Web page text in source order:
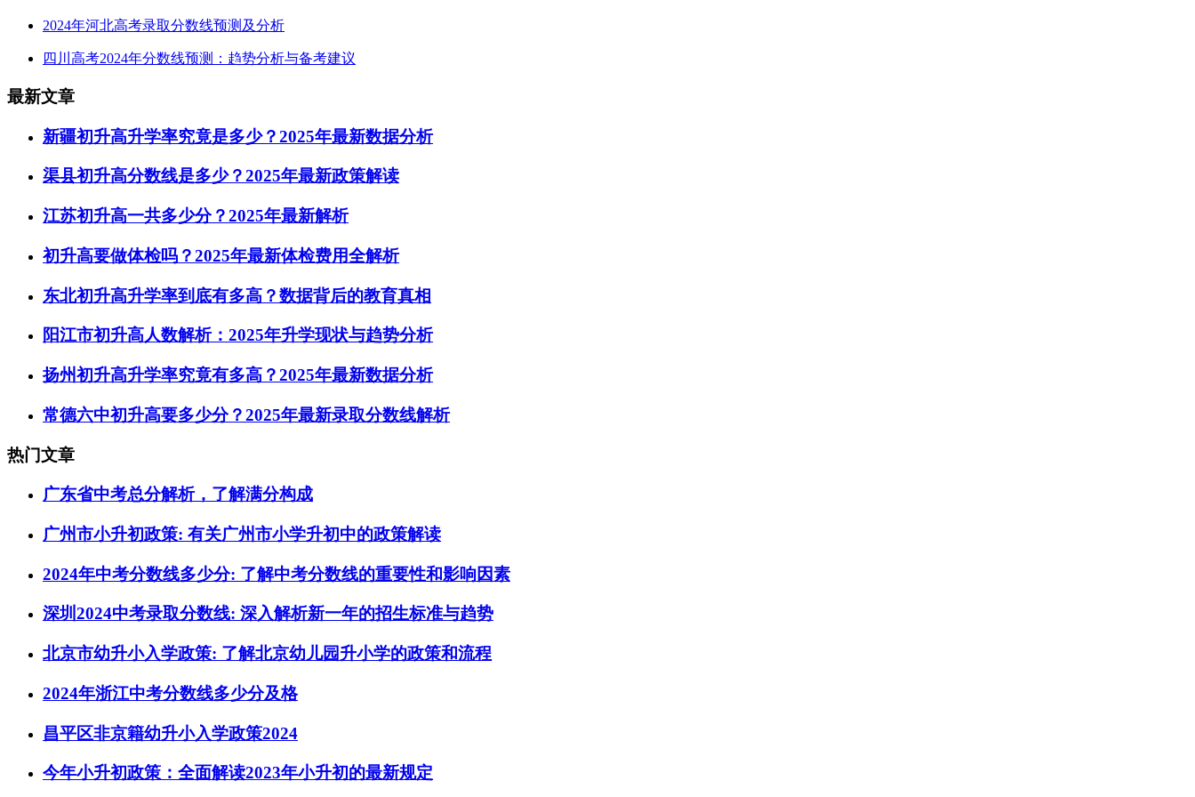
2024年河北高考录取分数线预测及分析
四川高考2024年分数线预测：趋势分析与备考建议
最新文章
新疆初升高升学率究竟是多少？2025年最新数据分析
渠县初升高分数线是多少？2025年最新政策解读
江苏初升高一共多少分？2025年最新解析
初升高要做体检吗？2025年最新体检费用全解析
东北初升高升学率到底有多高？数据背后的教育真相
阳江市初升高人数解析：2025年升学现状与趋势分析
扬州初升高升学率究竟有多高？2025年最新数据分析
常德六中初升高要多少分？2025年最新录取分数线解析
热门文章
广东省中考总分解析，了解满分构成
广州市小升初政策: 有关广州市小学升初中的政策解读
2024年中考分数线多少分: 了解中考分数线的重要性和影响因素
深圳2024中考录取分数线: 深入解析新一年的招生标准与趋势
北京市幼升小入学政策: 了解北京幼儿园升小学的政策和流程
2024年浙江中考分数线多少分及格
昌平区非京籍幼升小入学政策2024
今年小升初政策：全面解读2023年小升初的最新规定